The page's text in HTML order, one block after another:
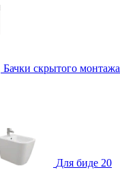
Бачки скрытого монтажа
Для биде 20